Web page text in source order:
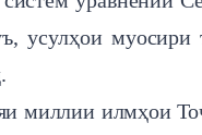
усулҳои
миллии илмҳои